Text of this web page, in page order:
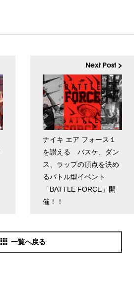
Next Post >
ナイキ エア フォース１
を讃える バスケ、ダン
ス、ラップの頂点を決め
るバトル型イベント
「BATTLE FORCE」開
催！！
一覧へ戻る